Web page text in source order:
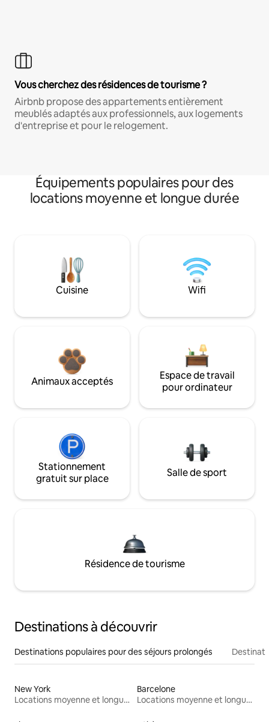
Vous cherchez des résidences de tourisme ?
Airbnb propose des appartements entièrement
meublés adaptés aux professionnels, aux logements
d'entreprise et pour le relogement.
Équipements populaires pour des
locations moyenne et longue durée
Cuisine Wifi
Animaux acceptés
Espace de travail
pour ordinateur
Stationnement
gratuit sur place
Salle de sport
Résidence de tourisme
Destinations à découvrir
Destinations populaires pour des séjours prolongés
New York
Locations moyenne et longue durée
Barcelone
Locations moyenne et longue durée